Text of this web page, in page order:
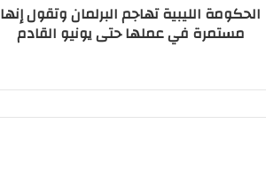
الحكومة الليبية تهاجم البرلمان وتقول إنها
مستمرة في عملها حتى يونيو القادم